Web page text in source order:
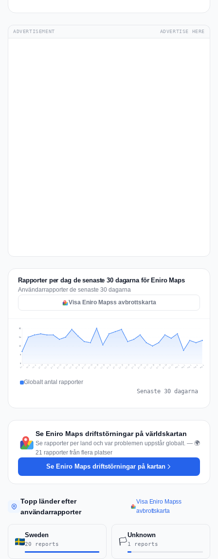
ADVERTISEMENT ADVERTISE HERE
Rapporter per dag de senaste 30 dagarna för Eniro Maps
Användarrapporter de senaste 30 dagarna
Visa Eniro Mapss avbrottskarta
16
24
32
Jul 7 Jul 8 Jul 9 Jul 10 Jul 11 Jul 12 Jul 13 Jul 14 Jul 15 Jul 16 Jul 17 Jul 18 Jul 19 Jul 20 Jul 21 Jul 22 Jul 23 Jul 24 Jul 25 Jul 26 Jul 27 Jul 28 Jul 29 Jul 30 Jul 31 Aug 1 Aug 2 Aug 3 Aug 4 Aug 5
Globalt antal rapporter
Senaste 30 dagarna
Se Eniro Maps driftstörningar på världskartan
Se rapporter per land och var problemen uppstår globalt. — 🌍
21 rapporter från flera platser
Se Eniro Maps driftstörningar på kartan
Topp länder efter
användarrapporter
Visa Eniro Mapss
avbrottskarta
Sweden
20 reports 🏳️
Unknown
1 reports